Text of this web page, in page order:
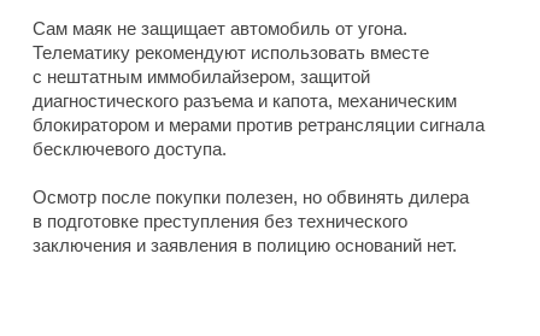
Сам маяк не защищает автомобиль от угона.
Телематику рекомендуют использовать вместе
с нештатным иммобилайзером, защитой
диагностического разъема и капота, механическим
блокиратором и мерами против ретрансляции сигнала
бесключевого доступа.
Осмотр после покупки полезен, но обвинять дилера
в подготовке преступления без технического
заключения и заявления в полицию оснований нет.